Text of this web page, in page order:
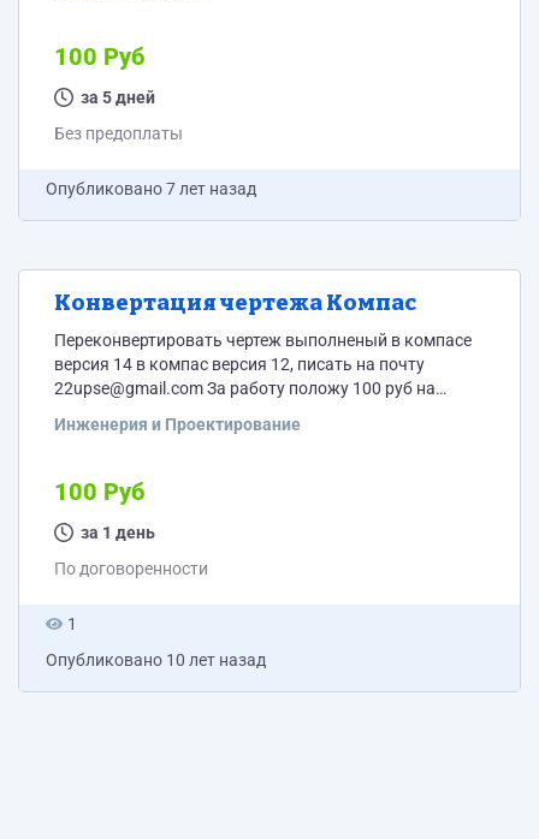
100 Руб
за 5 дней
Без предоплаты
Опубликовано7 лет назад
Конвертация чертежа Компас
Переконвертировать чертеж выполненый в компасе
версия 14 в компас версия 12, писать на почту
22upse@gmail.com За работу положу 100 руб на
пришлите скриншот с тем как вы пересохраняете
Инженерия и Проектирование
100 Руб
за 1 день
По договоренности
1
Опубликовано 10 лет назад